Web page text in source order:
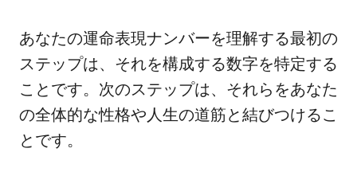
あなたの運命表現ナンバーを理解する最初の
ステップは、それを構成する数字を特定する
ことです。次のステップは、それらをあなた
の全体的な性格や人生の道筋と結びつけるこ
とです。